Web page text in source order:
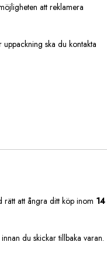
att reklamera
ska du kontakta
rätt att ångra ditt köp inom 14
du skickar tillbaka varan.